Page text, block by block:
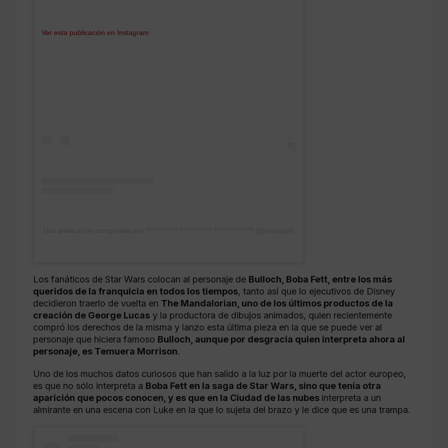
Ver esta publicación en Instagram
Los fanáticos de Star Wars colocan al personaje de Bulloch, Boba Fett, entre los más
queridos de la franquicia en todos los tiempos, tanto así que lo ejecutivos de Disney
decidieron traerlo de vuelta en The Mandalorian, uno de los últimos productos de la
creación de George Lucas y la productora de dibujos animados, quien recientemente
compró los derechos de la misma y lanzo esta última pieza en la que se puede ver al
personaje que hiciera famoso Bulloch, aunque por desgracia quien interpreta ahora al
personaje, es Temuera Morrison.
Uno de los muchos datos curiosos que han salido a la luz por la muerte del actor europeo,
es que no sólo interpreta a Boba Fett en la saga de Star Wars, sino que tenía otra
aparición que pocos conocen, y es que en la Ciudad de las nubes interpreta a un
almirante en una escena con Luke en la que lo sujeta del brazo y le dice que es una trampa.